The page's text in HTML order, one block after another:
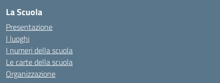
La Scuola
Presentazione
I luoghi
I numeri della scuola
Le carte della scuola
Organizzazione